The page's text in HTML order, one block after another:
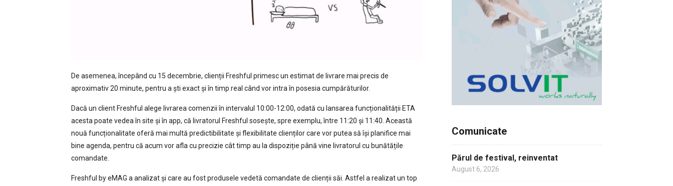
De asemenea, începând cu 15 decembrie, clienții Freshful primesc un estimat de livrare mai precis de
aproximativ 20 minute, pentru a ști exact și în timp real când vor intra în posesia cumpărăturilor.
Dacă un client Freshful alege livrarea comenzii în intervalul 10:00-12:00, odată cu lansarea funcționalității ETA
acesta poate vedea în site și în app, că livratorul Freshful sosește, spre exemplu, între 11:20 și 11:40. Această
nouă funcționalitate oferă mai multă predictibilitate și flexibilitate clienților care vor putea să își planifice mai
bine agenda, pentru că acum vor afla cu precizie cât timp au la dispoziție până vine livratorul cu bunătățile
comandate.
Freshful by eMAG a analizat și care au fost produsele vedetă comandate de clienții săi. Astfel a realizat un top
Comunicate
Părul de festival, reinventat
August 6, 2026